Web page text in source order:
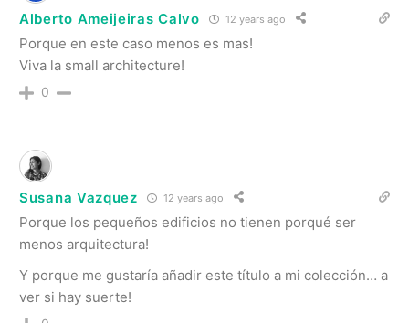
Alberto Ameijeiras Calvo 12 years ago
Porque en este caso menos es mas!
Viva la small architecture!
0
Susana Vazquez 12 years ago
Porque los pequeños edificios no tienen porqué ser
menos arquitectura!
Y porque me gustaría añadir este título a mi colección… a
ver si hay suerte!